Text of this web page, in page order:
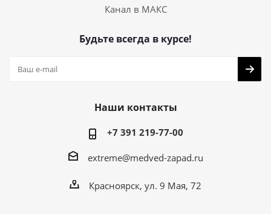
Канал в МАКС
Будьте всегда в курсе!
Наши контакты
+7 391 219-77-00
extreme@medved-zapad.ru
Красноярск, ул. 9 Мая, 72